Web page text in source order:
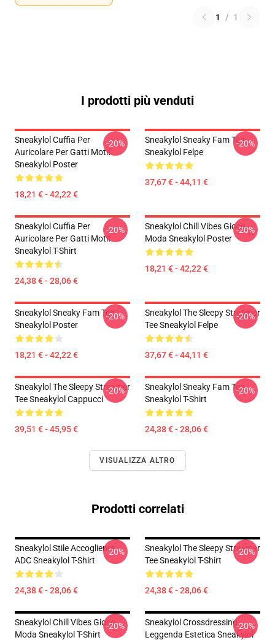
1 / 1
I prodotti più venduti
Sneakylol Cuffia Per
Auricolare Per Gatti Motif
Sneakylol Poster
18,21 € - 42,22 €
-20%
Sneakylol Sneaky Fam Tee
Sneakylol Felpe
37,67 € - 44,11 €
-20%
Sneakylol Cuffia Per
Auricolare Per Gatti Motif
Sneakylol T-Shirt
24,38 € - 28,06 €
-20%
Sneakylol Chill Vibes Gioco
Moda Sneakylol Poster
18,21 € - 42,22 €
-20%
Sneakylol Sneaky Fam Tee
Sneakylol Poster
18,21 € - 42,22 €
-20%
Sneakylol The Sleepy Streamer
Tee Sneakylol Felpe
37,67 € - 44,11 €
-20%
Sneakylol The Sleepy Streamer
Tee Sneakylol Cappucci
39,51 € - 45,95 €
-20%
Sneakylol Sneaky Fam Tee
Sneakylol T-Shirt
24,38 € - 28,06 €
-20%
VISUALIZZA ALTRO
Prodotti correlati
Sneakylol Stile Accogliente
ADC Sneakylol T-Shirt
24,38 € - 28,06 €
-20%
Sneakylol The Sleepy Streamer
Tee Sneakylol T-Shirt
24,38 € - 28,06 €
-20%
Sneakylol Chill Vibes Gioco
Moda Sneakylol T-Shirt
-20%
Sneakylol Crossdressing
Leggenda Estetica Sneakylol
-20%